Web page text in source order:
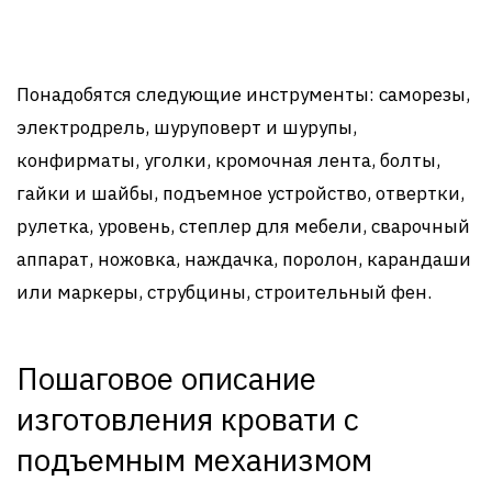
Понадобятся следующие инструменты: саморезы,
электродрель, шуруповерт и шурупы,
конфирматы, уголки, кромочная лента, болты,
гайки и шайбы, подъемное устройство, отвертки,
рулетка, уровень, степлер для мебели, сварочный
аппарат, ножовка, наждачка, поролон, карандаши
или маркеры, струбцины, строительный фен.
Пошаговое описание
изготовления кровати с
подъемным механизмом